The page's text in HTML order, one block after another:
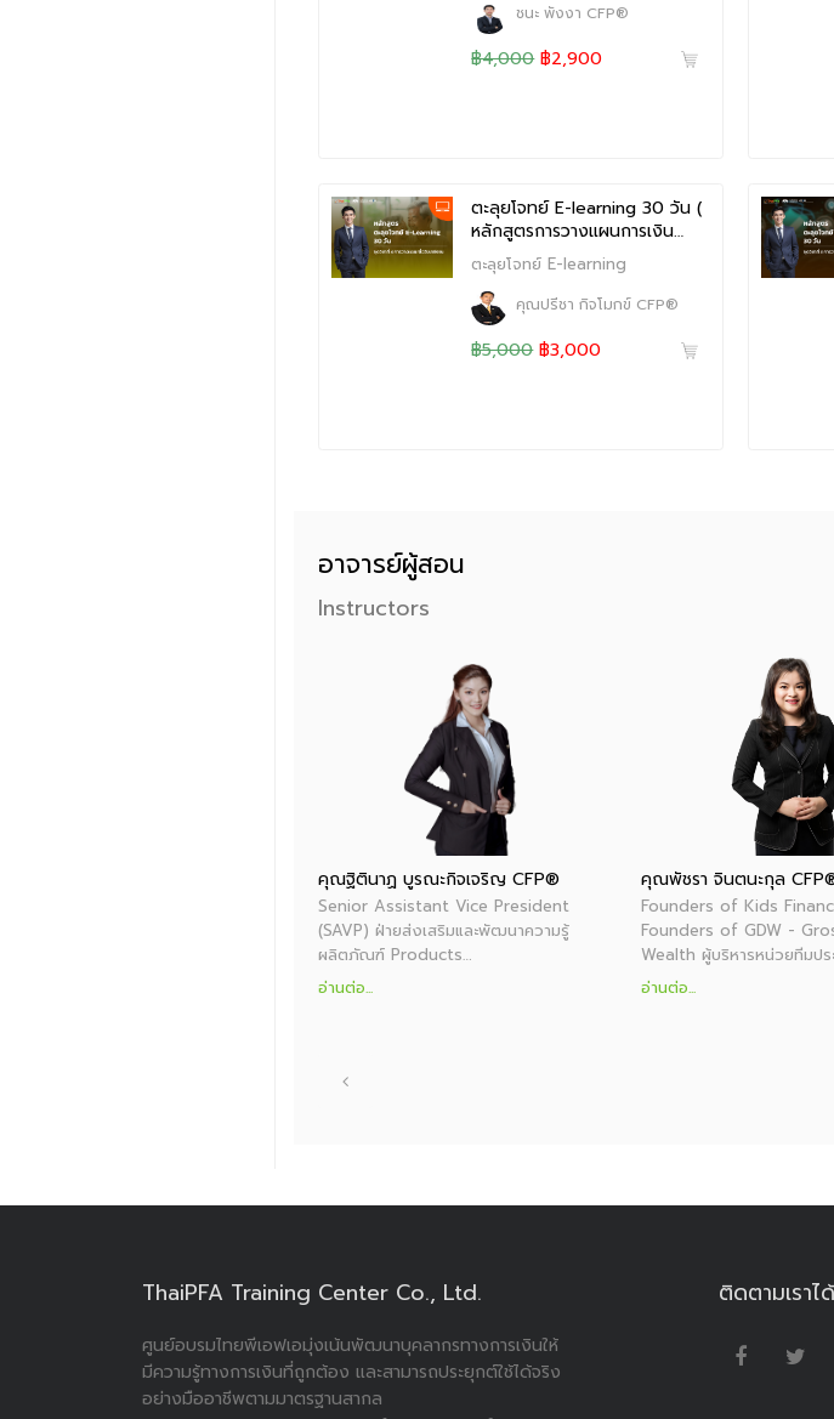
ชนะ พังงา CFP®
฿4,000 ฿2,900
ตะลุยโจทย์ E-learning 30 วัน (
หลักสูตรการวางแผนการเงิน…
ตะลุยโจทย์ E-learning
คุณปรีชา กิจโมกข์ CFP®
฿5,000 ฿3,000
อาจารย์ผู้สอน
Instructors
คุณฐิตินาฏ บูรณะกิจเจริญ CFP®
Senior Assistant Vice President
(SAVP) ฝ่ายส่งเสริมและพัฒนาความรู้
ผลิตภัณฑ์ Products…
อ่านต่อ...
คุณพัชรา จินตนะกุล
Founders of Kids
Founders of GDW -
Wealth ผู้บริหารหน่วยทีมปร
อ่านต่อ...
ThaiPFA Training Center Co., Ltd.
ศูนย์อบรมไทยพีเอฟเอมุ่งเน้นพัฒนาบุคลากรทางการเงินให้
มีความรู้ทางการเงินที่ถูกต้อง และสามารถประยุกต์ใช้ได้จริง
อย่างมืออาชีพตามมาตรฐานสากล
ติดตามเราไ